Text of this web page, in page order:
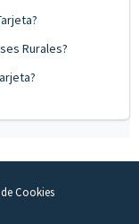
Rurales?
Cookies